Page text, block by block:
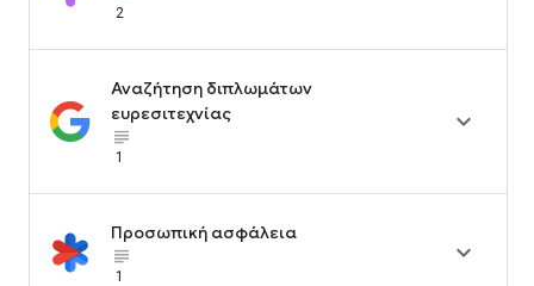
2
Αναζήτηση διπλωμάτων
ευρεσιτεχνίας
subject_black
1

Προσωπική ασφάλεια
subject_black
1
